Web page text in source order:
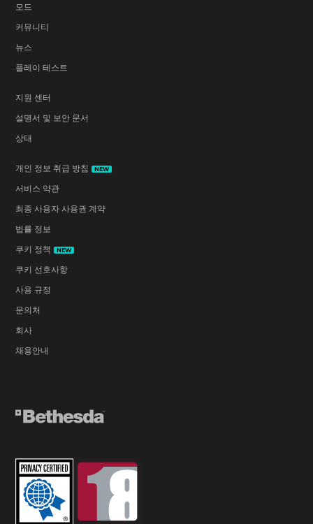
모드
커뮤니티
뉴스
플레이 테스트
지원 센터
설명서 및 보안 문서
상태
개인 정보 취급 방침 NEW
서비스 약관
최종 사용자 사용권 계약
법률 정보
쿠키 정책
NEW
쿠키 선호사항
사용 규정
문의처
회사
채용안내